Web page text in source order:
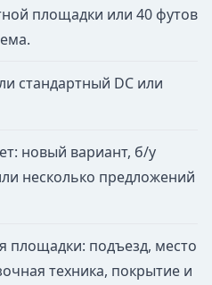
площадки или 40 футов
стандартный DC или
новый вариант, б/у
несколько предложений
площадки: подъезд, место
техника, покрытие и